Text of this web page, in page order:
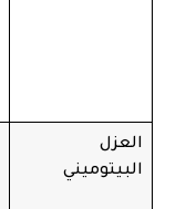
العزل
البيتوميني